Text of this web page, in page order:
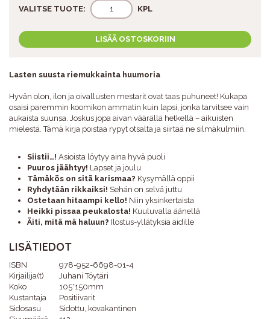
VALITSE TUOTE: KPL
LISÄÄ OSTOSKORIIN
Lasten suusta riemukkainta huumoria
Hyvän olon, ilon ja oivallusten mestarit ovat taas puhuneet! Kukapa
osaisi paremmin koomikon ammatin kuin lapsi, jonka tarvitsee vain
aukaista suunsa. Joskus jopa aivan väärällä hetkellä – aikuisten
mielestä. Tämä kirja poistaa rypyt otsalta ja siirtää ne silmäkulmiin.
Siistii…! Asioista löytyy aina hyvä puoli
Puuros jäähtyy! Lapset ja joulu
Tämäkös on sitä karismaa? Kysymällä oppii
Ryhdytään rikkaiksi! Sehän on selvä juttu
Ostetaan hitaampi kello! Niin yksinkertaista
Heikki pissaa peukalosta! Kuuluvalla äänellä
Äiti, mitä mä haluun? Ilostus-yllätyksiä äidille
LISÄTIEDOT
ISBN
978-952-6698-01-4
Kirjailija(t)
Juhani Töytäri
Koko
105*150mm
Kustantaja
Positiivarit
Sidosasu
Sidottu, kovakantinen